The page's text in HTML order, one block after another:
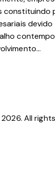
constituindo
All